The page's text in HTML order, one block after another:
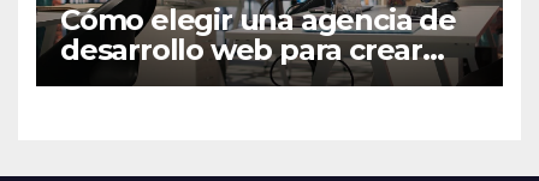
Cómo elegir una agencia de
desarrollo web para crear
una web profesional y eficaz